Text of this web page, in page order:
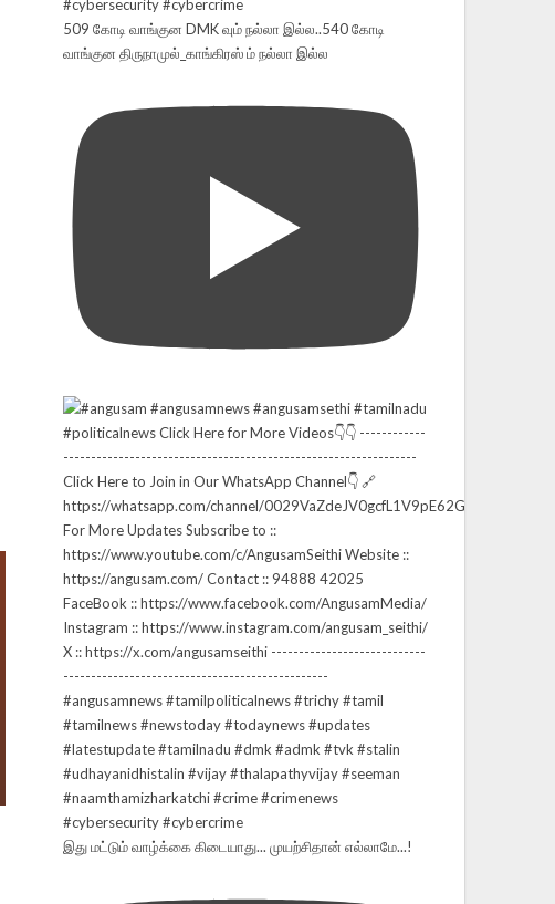
509 கோடி வாங்குன DMK வும் நல்லா இல்ல..540 கோடி
வாங்குன திருநாமுல்_காங்கிரஸ் ம் நல்லா இல்ல
இது மட்டும் வாழ்க்கை கிடையாது... முயற்சிதான் எல்லாமே...!